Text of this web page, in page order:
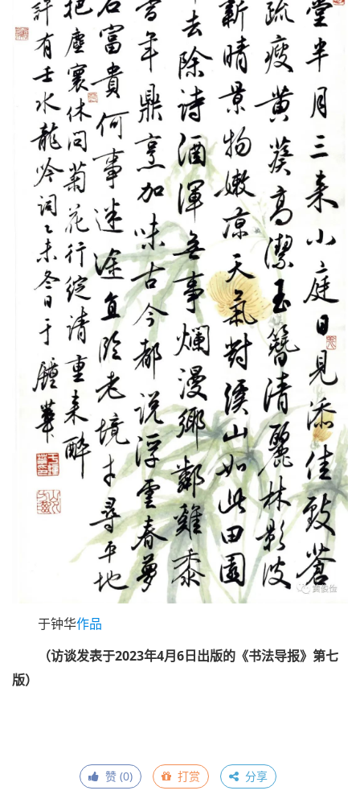
于钟华作品
（访谈发表于2023年4月6日出版的《书法导报》第七
版）
赞 (0) 打赏 分享